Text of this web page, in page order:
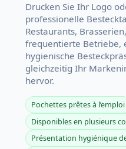
Drucken Sie Ihr Logo
professionelle
Restaurants,
frequentierte Betriebe,
hygienische
gleichzeitig Ihr
hervor.
Pochettes prêtes à l’emploi
Disponibles en plusieurs
Présentation hygiénique